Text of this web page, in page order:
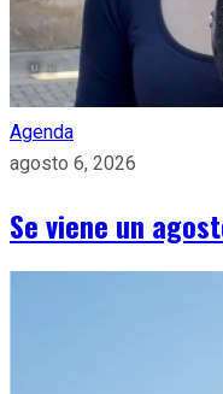
Agenda
agosto 6, 2026
Se viene un